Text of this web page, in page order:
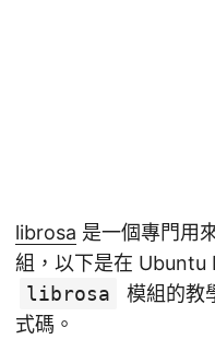
librosa 是一個專門用
組，以下是在 Ubuntu
librosa
模組的教
式碼。